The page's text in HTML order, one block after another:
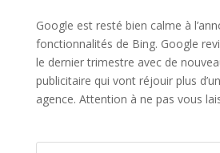
Google est resté bien calme à
fonctionnalités de Bing. Google
le dernier trimestre avec de
publicitaire qui vont réjouir plus
agence. Attention à ne pas vous